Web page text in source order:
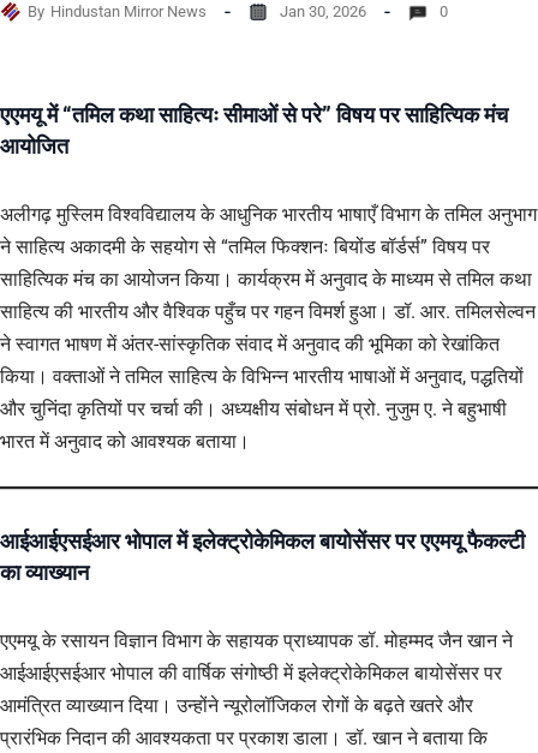
By Hindustan Mirror News Jan 30, 2026 0
एएमयू में “तमिल कथा साहित्यः सीमाओं से परे” विषय पर साहित्यिक मंच
आयोजित
अलीगढ़ मुस्लिम विश्वविद्यालय के आधुनिक भारतीय भाषाएँ विभाग के तमिल अनुभाग
ने साहित्य अकादमी के सहयोग से “तमिल फिक्शनः बियोंड बॉर्डर्स” विषय पर
साहित्यिक मंच का आयोजन किया। कार्यक्रम में अनुवाद के माध्यम से तमिल कथा
साहित्य की भारतीय और वैश्विक पहुँच पर गहन विमर्श हुआ। डॉ. आर. तमिलसेल्वन
ने स्वागत भाषण में अंतर-सांस्कृतिक संवाद में अनुवाद की भूमिका को रेखांकित
किया। वक्ताओं ने तमिल साहित्य के विभिन्न भारतीय भाषाओं में अनुवाद, पद्धतियों
और चुनिंदा कृतियों पर चर्चा की। अध्यक्षीय संबोधन में प्रो. नुजुम ए. ने बहुभाषी
भारत में अनुवाद को आवश्यक बताया।
आईआईएसईआर भोपाल में इलेक्ट्रोकेमिकल बायोसेंसर पर एएमयू फैकल्टी
का व्याख्यान
एएमयू के रसायन विज्ञान विभाग के सहायक प्राध्यापक डॉ. मोहम्मद जैन खान ने
आईआईएसईआर भोपाल की वार्षिक संगोष्ठी में इलेक्ट्रोकेमिकल बायोसेंसर पर
आमंत्रित व्याख्यान दिया। उन्होंने न्यूरोलॉजिकल रोगों के बढ़ते खतरे और
प्रारंभिक निदान की आवश्यकता पर प्रकाश डाला। डॉ. खान ने बताया कि